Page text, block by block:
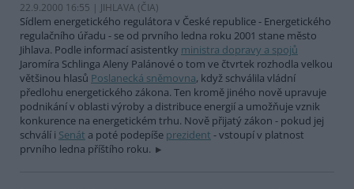
22.9.2000 16:55 | JIHLAVA (ČIA)
Sídlem energetického regulátora v České republice - Energetického
regulačního úřadu - se od prvního ledna roku 2001 stane město
Jihlava. Podle informací asistentky ministra dopravy a spojů
Jaromíra Schlinga Aleny Palánové o tom ve čtvrtek rozhodla velkou
většinou hlasů Poslanecká sněmovna, když schválila vládní
předlohu energetického zákona. Ten kromě jiného nově upravuje
podnikání v oblasti výroby a distribuce energií a umožňuje vznik
konkurence na energetickém trhu. Nově přijatý zákon - pokud jej
schválí i Senát a poté podepíše prezident - vstoupí v platnost
prvního ledna příštího roku.